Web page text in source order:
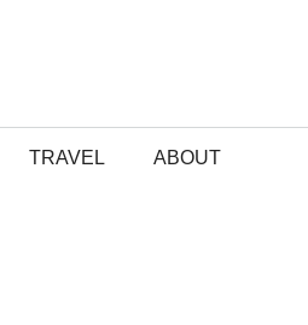
TRAVEL ABOUT